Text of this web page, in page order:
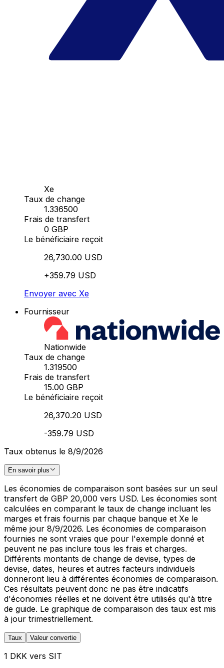
Xe
Taux de change
1.336500
Frais de transfert
0 GBP
Le bénéficiaire reçoit
26,730.00 USD
+359.79 USD
Envoyer avec Xe
Fournisseur
Nationwide
Taux de change
1.319500
Frais de transfert
15.00 GBP
Le bénéficiaire reçoit
26,370.20 USD
-359.79 USD
Taux obtenus le 8/9/2026
En savoir plus
Les économies de comparaison sont basées sur un seul
transfert de GBP 20,000 vers USD. Les économies sont
calculées en comparant le taux de change incluant les
marges et frais fournis par chaque banque et Xe le
même jour 8/9/2026. Les économies de comparaison
fournies ne sont vraies que pour l'exemple donné et
peuvent ne pas inclure tous les frais et charges.
Différents montants de change de devise, types de
devise, dates, heures et autres facteurs individuels
donneront lieu à différentes économies de comparaison.
Ces résultats peuvent donc ne pas être indicatifs
d'économies réelles et ne doivent être utilisés qu'à titre
de guide. Le graphique de comparaison des taux est mis
à jour trimestriellement.
Taux Valeur convertie
1 DKK vers SIT